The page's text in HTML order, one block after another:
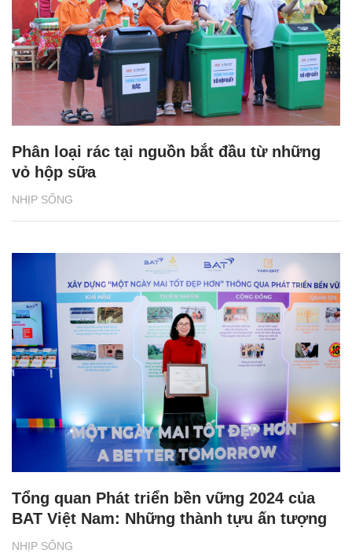
NHỊP SỐNG
Phân loại rác tại nguồn bắt đầu từ những
vỏ hộp sữa
NHỊP SỐNG
Tổng quan Phát triển bền vững 2024 của
BAT Việt Nam: Những thành tựu ấn tượng